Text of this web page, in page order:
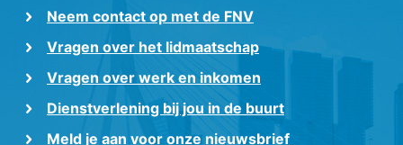
Neem contact op met de FNV
Vragen over het lidmaatschap
Vragen over werk en inkomen
Dienstverlening bij jou in de buurt
Meld je aan voor onze nieuwsbrief